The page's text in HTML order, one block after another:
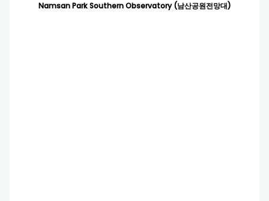
Namsan Park Southern Observatory (남산공원전망대)